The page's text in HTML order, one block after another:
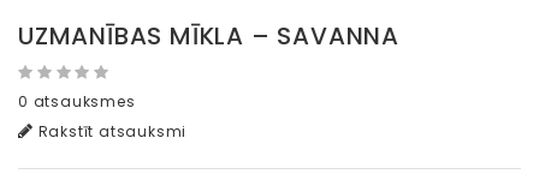
UZMANĪBAS MĪKLA – SAVANNA
0 atsauksmes
Rakstīt atsauksmi